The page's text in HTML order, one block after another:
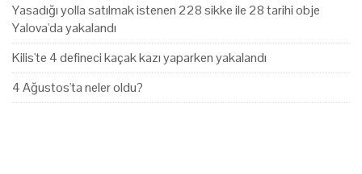
Yasadığı yolla satılmak istenen 228 sikke ile 28 tarihi obje
Yalova'da yakalandı
Kilis'te 4 defineci kaçak kazı yaparken yakalandı
4 Ağustos'ta neler oldu?